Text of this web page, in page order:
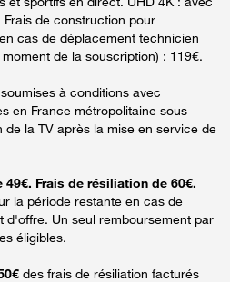
de construction pour
cas de déplacement technicien
de la souscription) : 119€.
soumises à conditions avec
en France métropolitaine sous
de la TV après la mise en service de
49€. Frais de résiliation de 60€.
la période restante en cas de
d'offre. Un seul remboursement par
éligibles.
des frais de résiliation facturés